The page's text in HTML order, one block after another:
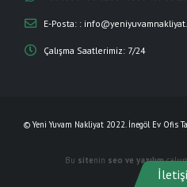
E-Posta: :
Çalışma Saatlerimiz: 7/24
© Yeni Yuvam Nakliyat 2022. İnegöl Ev Ofis
Bu sitenin seo ve yazılım